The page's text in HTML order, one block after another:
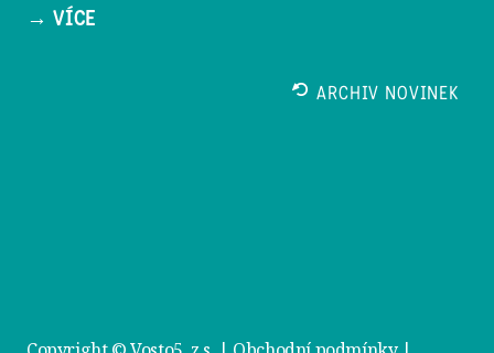
→ VÍCE
ARCHIV NOVINEK